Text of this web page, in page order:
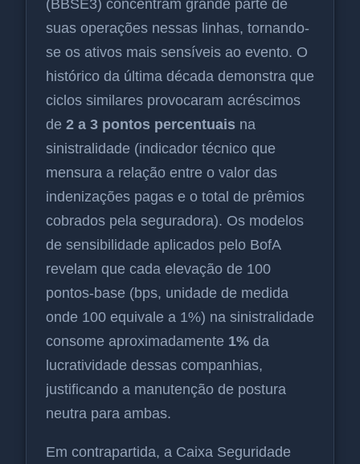
(BBSE3) concentram grande parte de
suas operações nessas linhas, tornando-
se os ativos mais sensíveis ao evento. O
histórico da última década demonstra que
ciclos similares provocaram acréscimos
de 2 a 3 pontos percentuais na
sinistralidade (indicador técnico que
mensura a relação entre o valor das
indenizações pagas e o total de prêmios
cobrados pela seguradora). Os modelos
de sensibilidade aplicados pelo BofA
revelam que cada elevação de 100
pontos-base (bps, unidade de medida
onde 100 equivale a 1%) na sinistralidade
consome aproximadamente 1% da
lucratividade dessas companhias,
justificando a manutenção de postura
neutra para ambas.
Em contrapartida, a Caixa Seguridade